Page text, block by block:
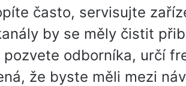
často, servisujte
by se měly čistit
pozvete odborníka, určí
že byste měli mezi